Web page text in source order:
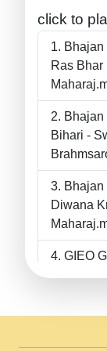
click to
Bhajan
Ras Bhar
Bhajan
Bihari -
Bhajan
Diwana
GIEO
II Swami